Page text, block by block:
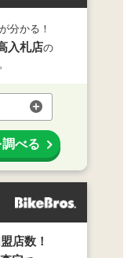
が分かる！
入札店の
べる
店数！